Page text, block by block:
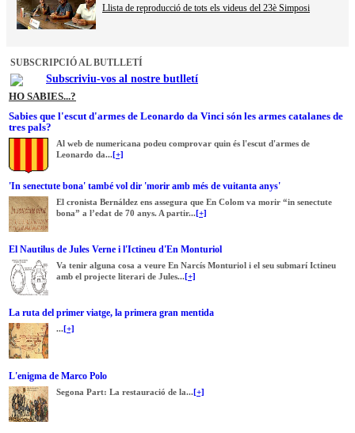
Llista de reproducció de tots els videus del 23è Simposi
SUBSCRIPCIÓ AL BUTLLETÍ
Subscriviu-vos al nostre butlletí
HO SABIES...?
Sabies que l'escut d'armes de Leonardo da Vinci són les armes catalanes de
tres pals?
Al web de numericana podeu comprovar quin és l'escut d'armes de
Leonardo da... [+]
'In senectute bona' també vol dir 'morir amb més de vuitanta anys'
El cronista Bernáldez ens assegura que En Colom va morir “in senectute
bona” a l’edat de 70 anys. A partir... [+]
El Nautilus de Jules Verne i l'Ictineu d'En Monturiol
Va tenir alguna cosa a veure En Narcís Monturiol i el seu submarí Ictineu
amb el projecte literari de Jules... [+]
La ruta del primer viatge, la primera gran mentida
... [+]
L'enigma de Marco Polo
Segona Part: La restauració de la... [+]